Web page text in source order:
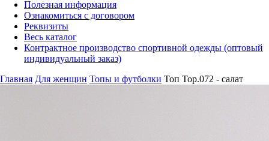
Полезная информация
Ознакомиться с договором
Реквизиты
Весь каталог
Контрактное производство спортивной одежды (оптовый
индивидуальный заказ)
Главная Для женщин Топы и футболки Топ Top.072 - салат